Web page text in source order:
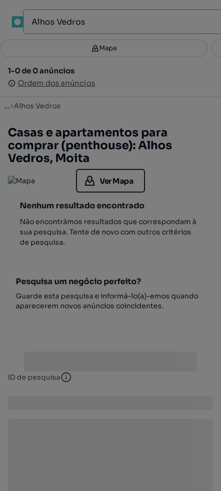
Filtros 2
1-0 de 0 anúncios
Ordem dos anúncios
Mapa
1-0 de 0 anúncios
Ordem dos anúncios
... Alhos Vedros
Casas e apartamentos para
comprar (penthouse): Alhos
Vedros, Moita
Ver Mapa
Nenhum resultado encontrado
Não encontrámos resultados que correspondam à
sua pesquisa. Tente de novo com outros critérios
de pesquisa.
Pesquisa um negócio perfeito?
Guarde esta pesquisa e informá-lo(a)-emos quando
aparecerem novos anúncios coincidentes.
ID de pesquisa ID de pesquisa